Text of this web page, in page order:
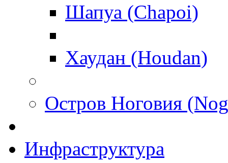
Шапуа (Chapoi)
Хаудан (Houdan)
Остров Ноговия
Инфраструктура